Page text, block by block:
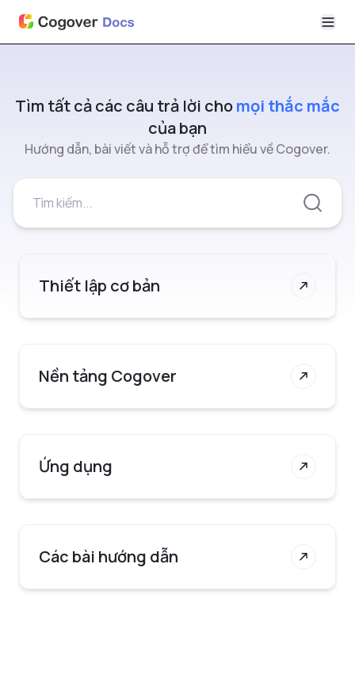
Tìm tất cả các câu trả lời chomọi thắc mắc
của bạn
Hướng dẫn, bài viết và hỗ trợ để tìm hiểu về Cogover.
Thiết lập cơ bản
Nền tảng Cogover
Ứng dụng
Các bài hướng dẫn